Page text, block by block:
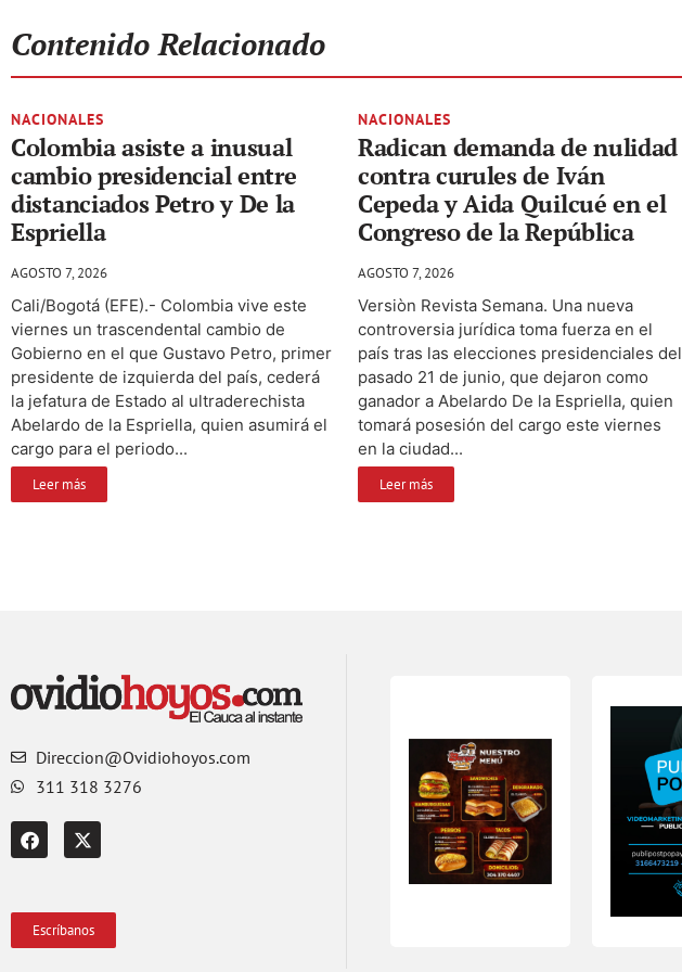
Contenido Relacionado
NACIONALES
Colombia asiste a inusual
cambio presidencial entre
distanciados Petro y De la
Espriella
AGOSTO 7, 2026
Cali/Bogotá (EFE).- Colombia vive este
viernes un trascendental cambio de
Gobierno en el que Gustavo Petro, primer
presidente de izquierda del país, cederá
la jefatura de Estado al ultraderechista
Abelardo de la Espriella, quien asumirá el
cargo para el periodo...
Leer más
NACIONALES
Radican demanda de nulidad
contra curules de Iván
Cepeda y Aida Quilcué en el
Congreso de la República
AGOSTO 7, 2026
Versiòn Revista Semana. Una nueva
controversia jurídica toma fuerza en el
país tras las elecciones presidenciales del
pasado 21 de junio, que dejaron como
ganador a Abelardo De la Espriella, quien
tomará posesión del cargo este viernes
en la ciudad...
Leer más
Direccion@Ovidiohoyos.com
311 318 3276
Escríbanos